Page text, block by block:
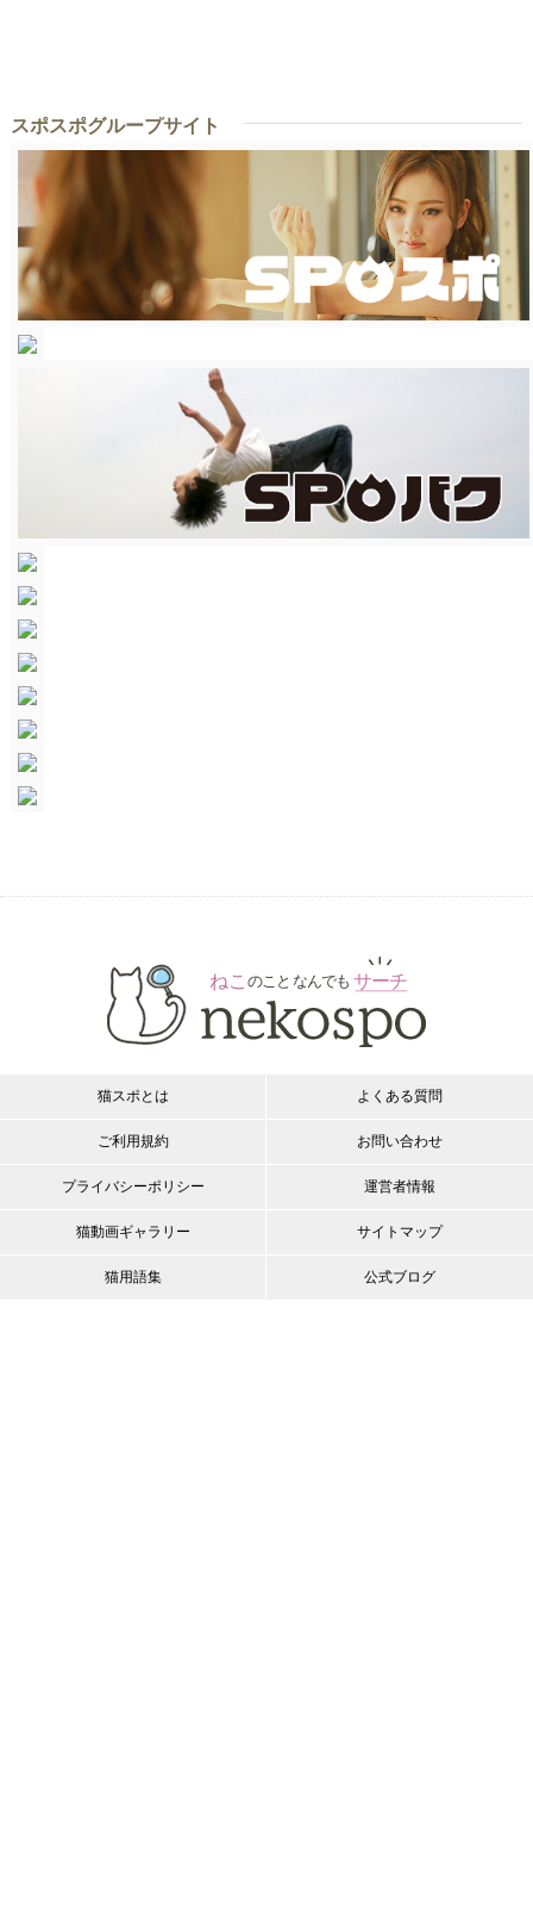
スポスポグループサイト
猫スポとは
ご利用規約
プライバシーポリシー
猫動画ギャラリー
猫用語集
よくある質問
お問い合わせ
運営者情報
サイトマップ
公式ブログ